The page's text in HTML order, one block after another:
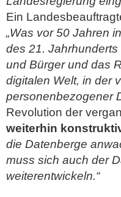
Ein
„Was vor 50 Jahren
des 21.
und Bürger und das
digitalen Welt, in der
personenbezogener
Revolution der
weiterhin
die Datenberge
muss sich auch der
weiterentwickeln.“